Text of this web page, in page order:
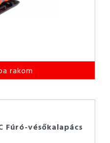
rakom
Fúró-vésőkalapács